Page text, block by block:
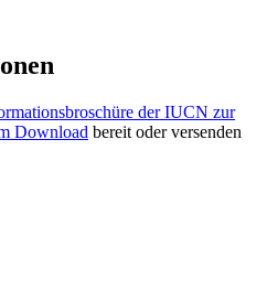
der IUCN zur
Download bereit oder versenden